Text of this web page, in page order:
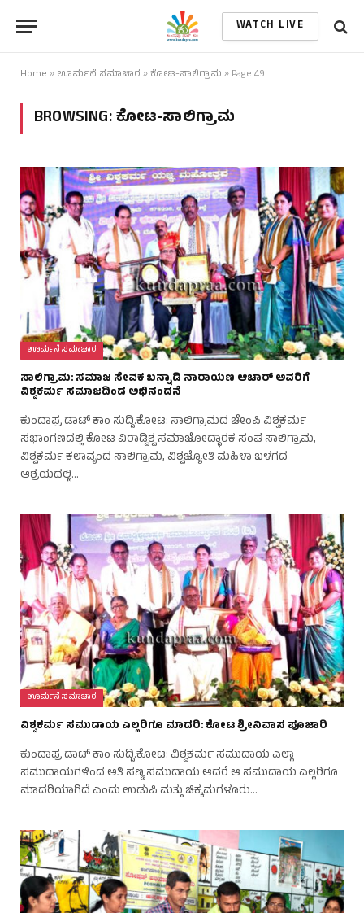
WATCH LIVE
Home » ಊರ್ಮನೆ ಸಮಾಚಾರ »ಕೋಟ-ಸಾಲಿಗ್ರಾಮ » Page 49
BROWSING:ಕೋಟ-ಸಾಲಿಗ್ರಾಮ
ಊರ್ಮನೆ ಸಮಾಚಾರ
ಸಾಲಿಗ್ರಾಮ: ಸಮಾಜ ಸೇವಕ ಬನ್ನಾಡಿ ನಾರಾಯಣ ಆಚಾರ್‌ ಅವರಿಗೆ
ವಿಶ್ವಕರ್ಮ ಸಮಾಜದಿಂದ ಅಭಿನಂದನೆ
ಕುಂದಾಪ್ರ ಡಾಟ್‌ ಕಾಂ ಸುದ್ದಿ.ಕೋಟ: ಸಾಲಿಗ್ರಾಮದ ಚೇಂಪಿ ವಿಶ್ವಕರ್ಮ
ಸಭಾಂಗಣದಲ್ಲಿ ಕೋಟ ವಿರಾಡ್ವಿಶ್ವ ಸಮಾಜೋದ್ಧಾರಕ ಸಂಘ ಸಾಲಿಗ್ರಾಮ,
ವಿಶ್ವಕರ್ಮ ಕಲಾವೃಂದ ಸಾಲಿಗ್ರಾಮ, ವಿಶ್ವಜ್ಯೋತಿ ಮಹಿಳಾ ಬಳಗದ
ಆಶ್ರಯದಲ್ಲಿ…
ಊರ್ಮನೆ ಸಮಾಚಾರ
ವಿಶ್ವಕರ್ಮ ಸಮುದಾಯ ಎಲ್ಲರಿಗೂ ಮಾದರಿ: ಕೋಟ ಶ್ರೀನಿವಾಸ ಪೂಜಾರಿ
ಕುಂದಾಪ್ರ ಡಾಟ್‌ ಕಾಂ ಸುದ್ದಿ.ಕೋಟ: ವಿಶ್ವಕರ್ಮ ಸಮುದಾಯ ಎಲ್ಲಾ
ಸಮುದಾಯಗಳಿಂದ ಅತಿ ಸಣ್ಣ ಸಮುದಾಯ ಆದರೆ ಆ ಸಮುದಾಯ ಎಲ್ಲರಿಗೂ
ಮಾದರಿಯಾಗಿದೆ ಎಂದು ಉಡುಪಿ ಮತ್ತು ಚಿಕ್ಕಮಗಳೂರು…